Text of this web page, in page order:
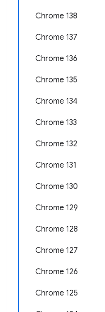
Chrome 138
Chrome 137
Chrome 136
Chrome 135
Chrome 134
Chrome 133
Chrome 132
Chrome 131
Chrome 130
Chrome 129
Chrome 128
Chrome 127
Chrome 126
Chrome 125